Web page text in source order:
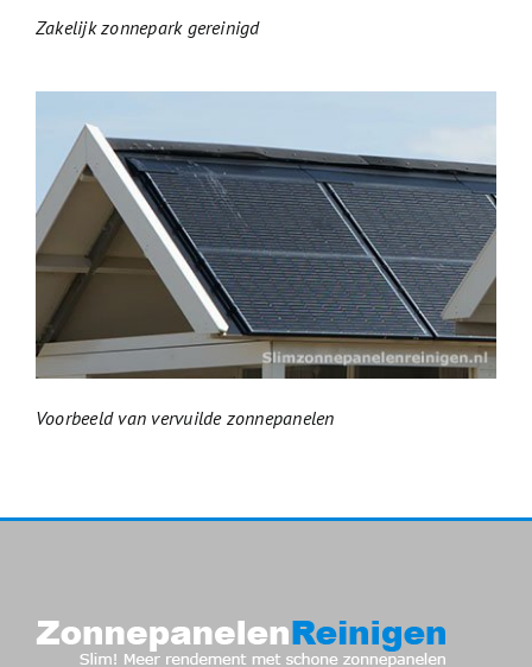
Zakelijk zonnepark gereinigd
Voorbeeld van vervuilde zonnepanelen